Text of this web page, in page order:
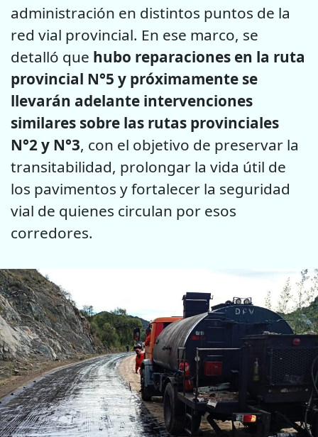
administración en distintos puntos de la
red vial provincial. En ese marco, se
detalló que hubo reparaciones en la ruta
provincial N°5 y próximamente se
llevarán adelante intervenciones
similares sobre las rutas provinciales
N°2 y N°3, con el objetivo de preservar la
transitabilidad, prolongar la vida útil de
los pavimentos y fortalecer la seguridad
vial de quienes circulan por esos
corredores.